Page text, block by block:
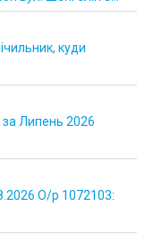
куди
за Липень 2026
О/р 1072103: